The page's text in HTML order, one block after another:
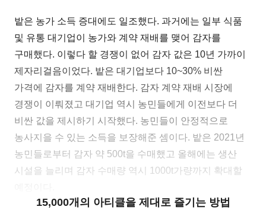
밭은 농가 소득 증대에도 일조했다. 과거에는 일부 식품
및 유통 대기업이 농가와 계약 재배를 맺어 감자를
구매했다. 이렇다 할 경쟁이 없어 감자 값은 10년 가까이
제자리걸음이었다. 밭은 대기업보다 10~30% 비싼
가격에 감자를 계약 재배한다. 감자 계약 재배 시장에
경쟁이 이뤄졌고 대기업 역시 농민들에게 이전보다 더
비싼 값을 제시하기 시작했다. 농민들이 안정적으로
농사지을 수 있는 소득을 보장해준 셈이다. 밭은 2021년
농민들로부터 감자 약 500t을 수매했고 올해에는 생산
시설을 늘리며 감자 수매량 역시 1000t가량까지 확대할
15,000개의 아티클을 제대로 즐기는 방법